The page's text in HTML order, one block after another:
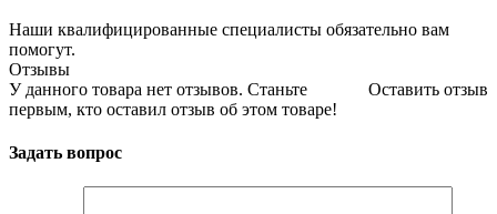
Наши квалифицированные специалисты обязательно вам
помогут.
Отзывы
Оставить отзыв
У данного товара нет отзывов. Станьте
первым, кто оставил отзыв об этом товаре!
Задать вопрос